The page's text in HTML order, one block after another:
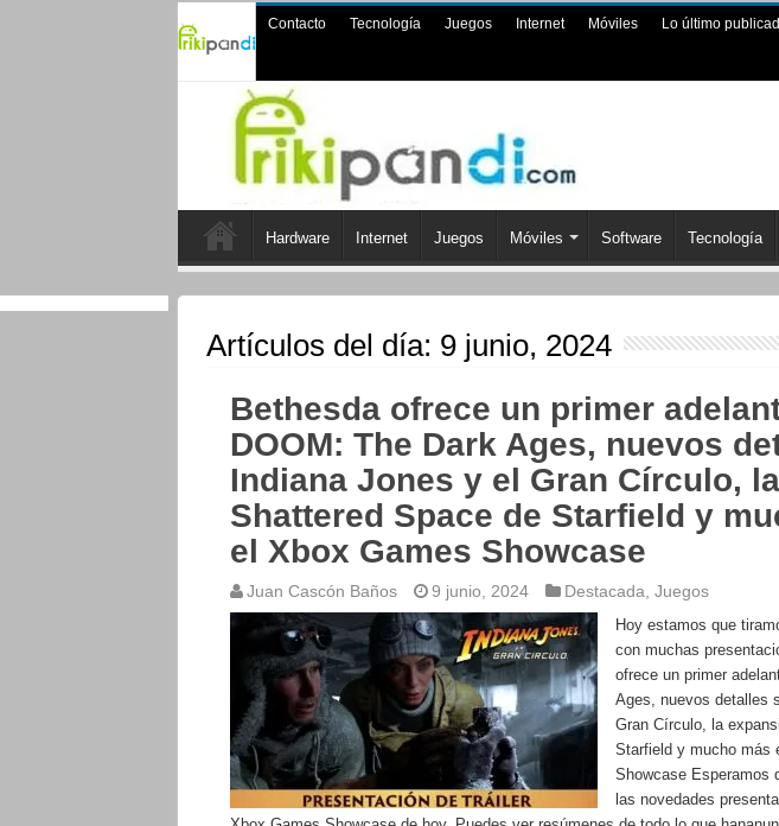
Contacto Tecnología Juegos Internet Móviles Lo último
Hardware Internet Juegos Móviles Software Tecnología
Artículos del día: 9 junio, 2024
Bethesda ofrece un primer
DOOM: The Dark Ages, nuevos
Indiana Jones y el Gran Círculo,
Shattered Space de Starfield y
el Xbox Games Showcase
Juan Cascón Baños 9 junio, 2024 Destacada Juegos
Hoy estamos que
con muchas
ofrece un primer
Ages, nuevos detalles
Gran Círculo, la
Starfield y mucho más
Showcase Esperamos
las novedades